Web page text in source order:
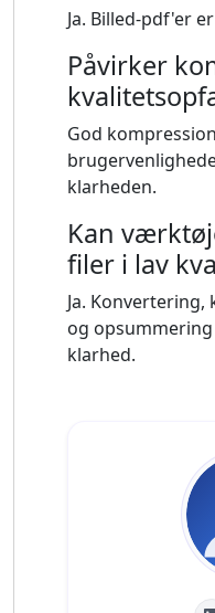
Ja. Billed-pdf'er
Påvirker
God
klarheden.
Kan
filer i lav
Ja.
og
klarhed.